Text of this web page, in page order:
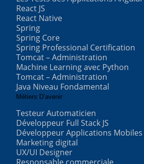
React JS
React Native
Spring
Spring Core
Spring Professional Certification
Tomcat – Administration
Machine Learning avec Python
Tomcat – Administration
Java Niveau Fondamental
Métiers D’avenir
Testeur Automaticien
Développeur Full Stack JS
Développeur Applications Mobiles
Marketing digital
UX/UI Designer